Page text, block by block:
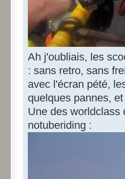
Ah j'oubliais, les
: sans retro, sans
avec l'écran pété,
quelques pannes,
Une des worldclass
notuberiding :